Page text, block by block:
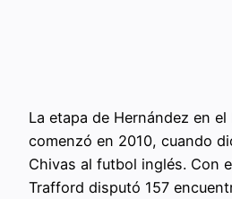
La etapa de Hernández en
comenzó en 2010, cuando
Chivas al futbol inglés. Con
Trafford disputó 157